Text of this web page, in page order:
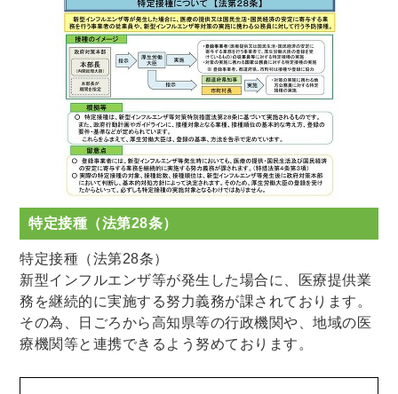
特定接種（法第28条）
特定接種（法第28条）
新型インフルエンザ等が発生した場合に、医療提供業
務を継続的に実施する努力義務が課されております。
その為、日ごろから高知県等の行政機関や、地域の医
療機関等と連携できるよう努めております。